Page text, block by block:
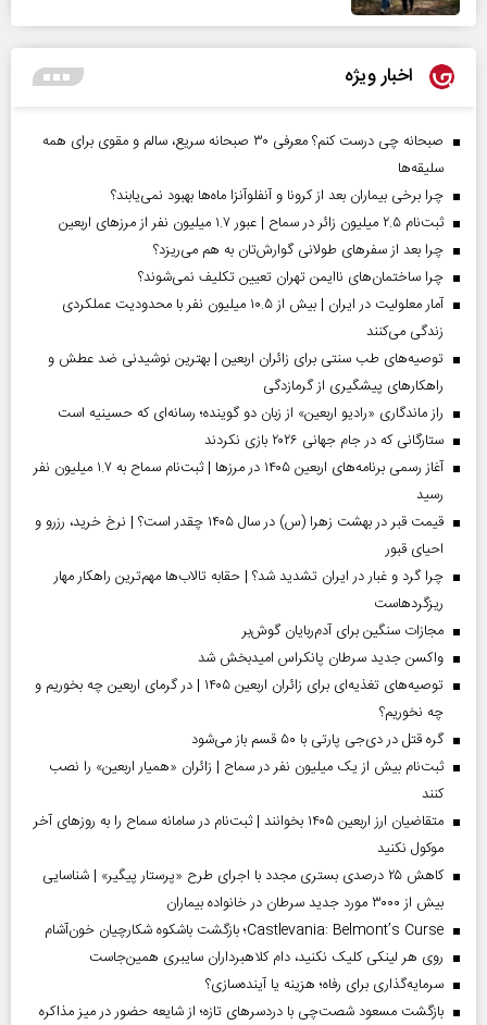
اخبار ویژه
صبحانه چی درست کنم؟ معرفی ۳۰ صبحانه سریع، سالم و مقوی برای همه
سلیقه‌ها
چرا برخی بیماران بعد از کرونا و آنفلوآنزا ماه‌ها بهبود نمی‌یابند؟
ثبت‌نام ۲.۵ میلیون زائر در سماح | عبور ۱.۷ میلیون نفر از مرز‌های اربعین
چرا بعد از سفرهای طولانی گوارش‌تان به هم می‌ریزد؟
چرا ساختمان‌های ناایمن تهران تعیین تکلیف نمی‌شوند؟
آمار معلولیت در ایران | بیش از ۱۰.۵ میلیون نفر با محدودیت عملکردی
زندگی می‌کنند
توصیه‌های طب سنتی برای زائران اربعین | بهترین نوشیدنی ضد عطش و
راهکارهای پیشگیری از گرمازدگی
راز ماندگاری «رادیو اربعین» از زبان دو گوینده؛ رسانه‌ای که حسینیه است
ستارگانی که در جام جهانی ۲۰۲۶ بازی نکردند
آغاز رسمی برنامه‌های اربعین ۱۴۰۵ در مرز‌ها | ثبت‌نام سماح به ۱.۷ میلیون نفر
رسید
قیمت قبر در بهشت زهرا (س) در سال ۱۴۰۵ چقدر است؟ | نرخ خرید، رزرو و
احیای قبور
چرا گرد و غبار در ایران تشدید شد؟ | حقابه تالاب‌ها مهم‌ترین راهکار مهار
ریزگردهاست
مجازات سنگین برای آدم‌ربایان گوش‌بر
واکسن جدید سرطان پانکراس امیدبخش شد
توصیه‌های تغذیه‌ای برای زائران اربعین ۱۴۰۵ | در گرمای اربعین چه بخوریم و
چه نخوریم؟
گره قتل در دی‌جی پارتی با ۵۰ قسم باز می‌شود
ثبت‌نام بیش از یک میلیون نفر در سماح | زائران «همیار اربعین» را نصب
کنند
متقاضیان ارز اربعین ۱۴۰۵ بخوانند | ثبت‌نام در سامانه سماح را به روز‌های آخر
موکول نکنید
کاهش ۲۵ درصدی بستری مجدد با اجرای طرح «پرستار پیگیر» | شناسایی
بیش از ۳۰۰۰ مورد جدید سرطان در خانواده بیماران
Castlevania: Belmont’s Curse؛ بازگشت باشکوه شکارچیان خون‌آشام
روی هر لینکی کلیک نکنید، دام کلاهبرداران سایبری همین‌جاست
سرمایه‌گذاری برای رفاه؛ هزینه یا آینده‌سازی؟
بازگشت مسعود شصت‌چی با دردسر‌های تازه؛ از شایعه حضور در میز مذاکره